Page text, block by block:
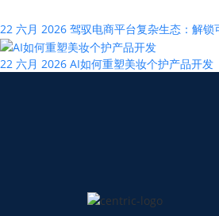
22 六月 2026 驾驭电商平台复杂生态：解
22 六月 2026 AI如何重塑美妆个护产品开发